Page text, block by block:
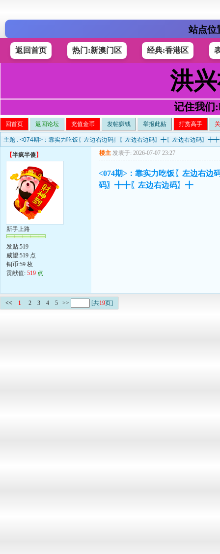
站点位
返回首页 热门:新澳门区 经典:香港区
洪
记住我们
回首页 返回论坛 充值金币 发帖赚钱 举报此贴 打赏高手
主题 : <074期>：靠实力吃饭〖左边右边码〗〖左边右边码〗╋〖左边右边码
【半疯半傻】
新手上路
发贴:519
威望:519 点
铜币:59 枚
贡献值: 519 点
楼主 发表于: 2026-07-07 23:27
<074期>：靠实力吃饭〖左边右
码〗╋╋〖左边右边码〗╋
<< 1 2 3 4 5 >> [共19页]